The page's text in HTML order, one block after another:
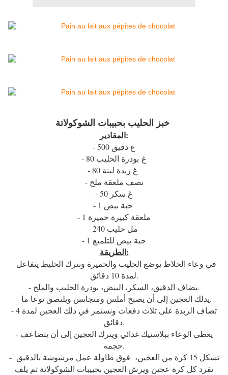
المقادير:
- 500 غ دقيق
- 80 غ بودرة الحليب
- نصف ملعقة ملح
- 50 غ سكر
- 1 ملعقة كبيرة خميرة
- 1 حبة بيض للتلميع
الطريقة:
- في وعاء الخلاط يوضع الحليب والخميرة ونترك الخليط يتفاعل
لمدة 10 دقائق.
- يضاف الدقيق، السكر، البيض، بودرة الحليب والملح.
- يدلك العجين إلى أن يصبح أملس ومتجانس ويلتصق نوعا ما.
- تضاف الزبدة على ثلاث دفعات ونستمر في دلك العجين لمدة 4
دقائق.
- يغطى الوعاء ببلاستيك غدائي ويترك العجين إلى أن يتضاعف
حجمه.
- تشكل 15 كرة من العجين، فوق طاولة عمل مرشوشة بالدقيق
تفرد كل كرة عجين ويرش العجين بحبيبات الشوكولاتة ثم يلف